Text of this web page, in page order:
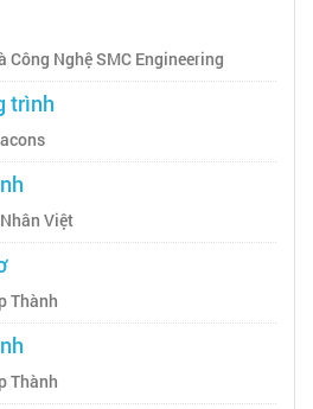
Công Nghệ SMC Engineering
trình
Việt
Thành
Thành